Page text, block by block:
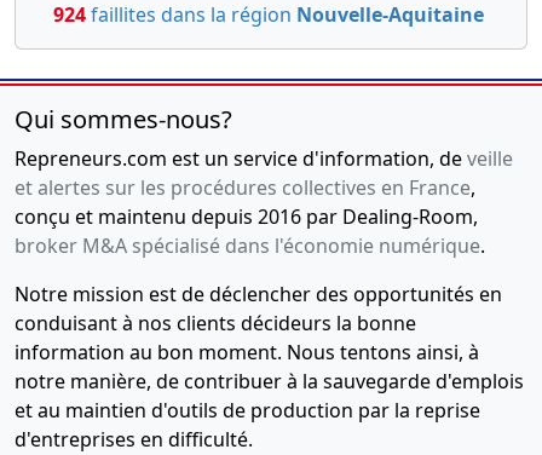
06-
2015
du
commissaire
aux
Contrat
d'apport,
Procès-
verbal
d'assemblée
générale
extraordinaire,
Procès-
verbal,
Statuts
924faillites dans la région Nouvelle-Aquitaine
Qui sommes-nous?
Repreneurs.com est un service d'information, deveille
et alertes sur les procédures collectives en France,
conçu et maintenu depuis 2016 par Dealing-Room,
broker M&A spécialisé dans l'économie numérique.
Notre mission est de déclencher des opportunités en
conduisant à nos clients décideurs la bonne
information au bon moment. Nous tentons ainsi, à
notre manière, de contribuer à la sauvegarde d'emplois
et au maintien d'outils de production par la reprise
d'entreprises en difficulté.